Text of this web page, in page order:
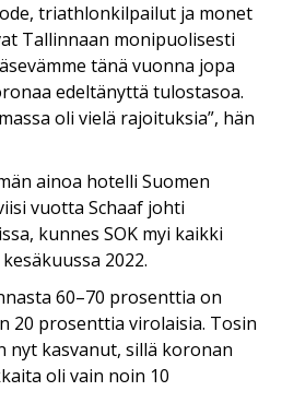
triathlonkilpailut ja monet
Tallinnaan monipuolisesti
tänä vuonna jopa
edeltänyttä tulostasoa.
oli vielä rajoituksia”, hän
ainoa hotelli Suomen
vuotta Schaaf johti
kunnes SOK myi kaikki
2022.
60–70 prosenttia on
20 prosenttia virolaisia. Tosin
nyt kasvanut, sillä koronan
oli vain noin 10